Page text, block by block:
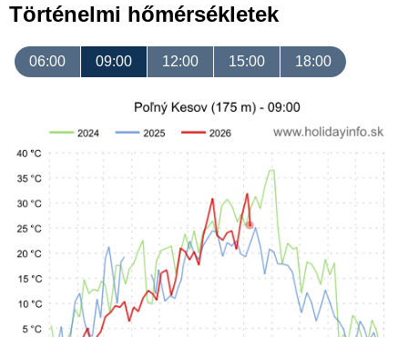
Történelmi hőmérsékletek
06:00 09:00 12:00 15:00 18:00